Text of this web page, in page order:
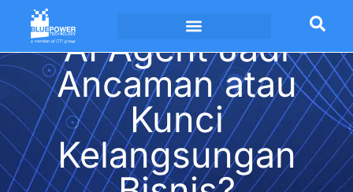
AI Agent Jadi
Ancaman atau
Kunci
Kelangsungan